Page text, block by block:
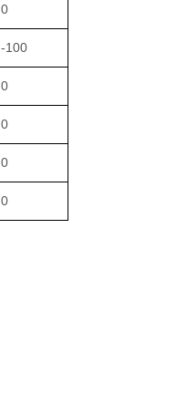
0
-100
0
0
0
0